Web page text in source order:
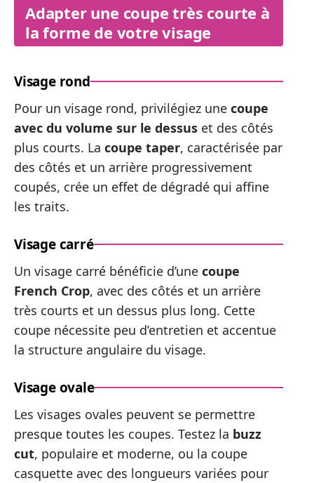
Adapter une coupe très courte à
la forme de votre visage
Visage rond
Pour un visage rond, privilégiez une coupe
avec du volume sur le dessus et des côtés
plus courts. La coupe taper, caractérisée par
des côtés et un arrière progressivement
coupés, crée un effet de dégradé qui affine
les traits.
Visage carré
Un visage carré bénéficie d’une coupe
French Crop, avec des côtés et un arrière
très courts et un dessus plus long. Cette
coupe nécessite peu d’entretien et accentue
la structure angulaire du visage.
Visage ovale
Les visages ovales peuvent se permettre
presque toutes les coupes. Testez la buzz
cut, populaire et moderne, ou la coupe
casquette avec des longueurs variées pour